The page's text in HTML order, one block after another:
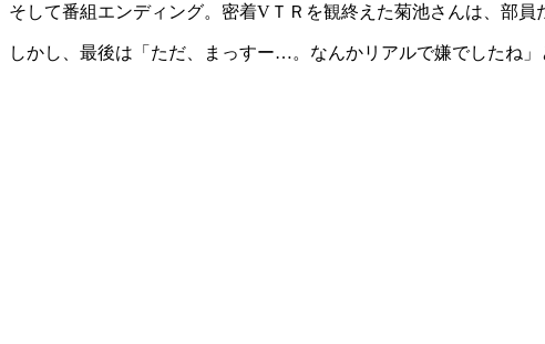
そして番組エンディング。密着VＴＲを観終えた菊池さんは、部
しかし、最後は「ただ、まっすー…。なんかリアルで嫌でしたね」